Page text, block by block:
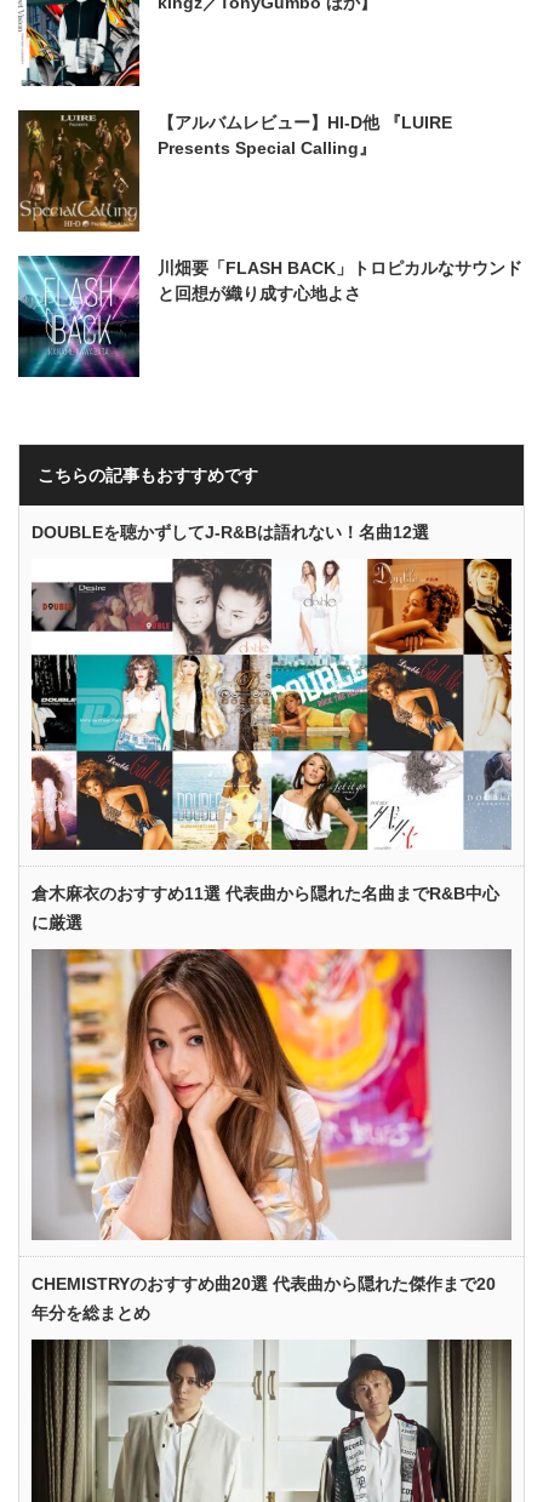
【アルバムレビュー】HI-D他 『LUIRE
Presents Special Calling』
川畑要「FLASH BACK」トロピカルなサウンド
と回想が織り成す心地よさ
こちらの記事もおすすめです
DOUBLEを聴かずしてJ-R&Bは語れない！名曲12選
倉木麻衣のおすすめ11選 代表曲から隠れた名曲までR&B中心
に厳選
CHEMISTRYのおすすめ曲20選 代表曲から隠れた傑作まで20
年分を総まとめ